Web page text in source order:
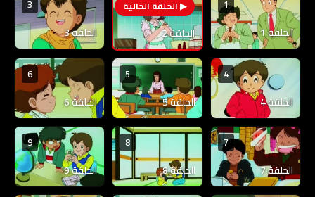
1
الحلقة 1
2
الحلقة 2
3
الحلقة 3
4
الحلقة 4
5
الحلقة 5
6
الحلقة 6
7
الحلقة 7
8
الحلقة 8
9
الحلقة 9